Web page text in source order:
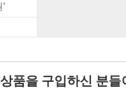
'
품을 구입하신 분